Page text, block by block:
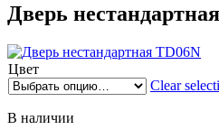
Дверь
Цвет
Clear
В наличии